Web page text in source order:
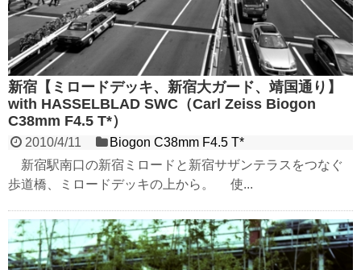
新宿【ミロードデッキ、新宿大ガード、靖国通り】
with HASSELBLAD SWC（Carl Zeiss Biogon
C38mm F4.5 T*）
2010/4/11
Biogon C38mm F4.5 T*
新宿駅南口の新宿ミロードと新宿サザンテラスをつなぐ
歩道橋、ミロードデッキの上から。 使...